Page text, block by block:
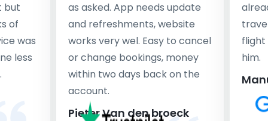
but
of
was
less
as asked. App needs update
and refreshments, website
works very wel. Easy to cancel
or change bookings, money
within two days back on the
account.
Pieter Van den broeck
flight
him.